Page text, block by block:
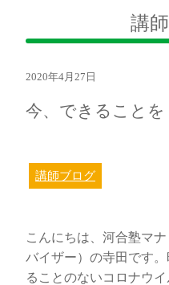
講
2020年4月27日
今、できることを
講師ブログ
こんにちは、河合塾マ
バイザー）の寺田です
ることのないコロナウ